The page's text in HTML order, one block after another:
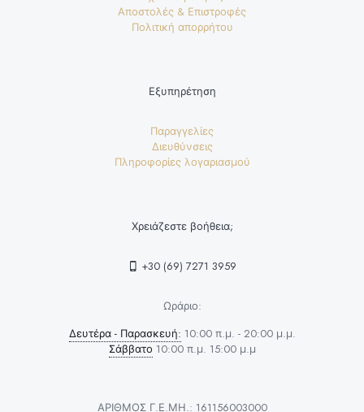
Αποστολές & Επιστροφές
Πολιτική απορρήτου
Εξυπηρέτηση
Παραγγελίες
Διευθύνσεις
Πληροφορίες λογαριασμού
Χρειάζεστε βοήθεια;
+30 (69) 7271 3959
Ωράριο:
Δευτέρα - Παρασκευή: 10:00 π.μ. - 20:00 μ.μ.
Σάββατο 10:00 π.μ. 15:00 μ.μ
ΑΡΙΘΜΟΣ Γ.Ε.ΜΗ.: 161156003000